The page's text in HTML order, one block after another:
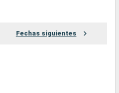
Fechas siguientes